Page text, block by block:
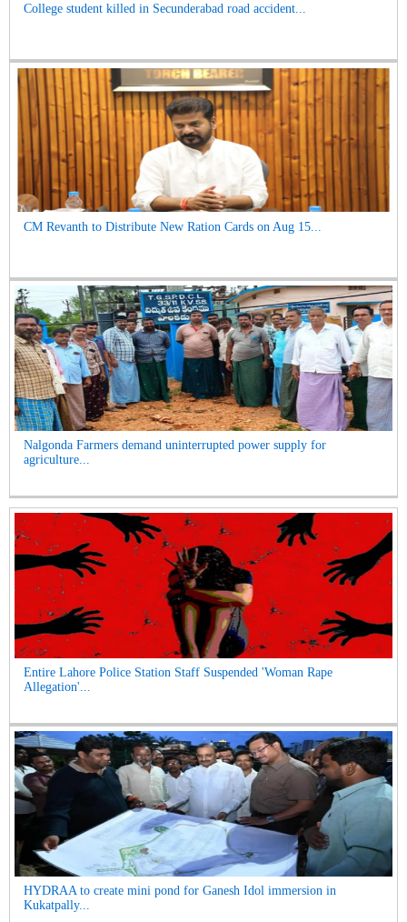
College student killed in Secunderabad road accident...
CM Revanth to Distribute New Ration Cards on Aug 15...
Nalgonda Farmers demand uninterrupted power supply for
agriculture...
Entire Lahore Police Station Staff Suspended 'Woman Rape
Allegation'...
HYDRAA to create mini pond for Ganesh Idol immersion in
Kukatpally...